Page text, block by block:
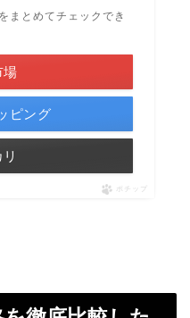
まとめてチェックでき
場
ピング
ポチップ